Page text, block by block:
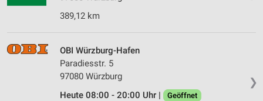
389,12 km
❯
OBI Würzburg-Hafen
Paradiesstr. 5
97080 Würzburg
Heute 08:00 - 20:00 Uhr |
Geöffnet